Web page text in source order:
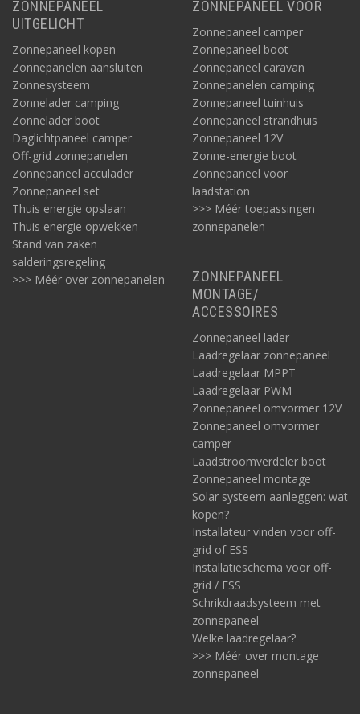
ZONNEPANEEL
UITGELICHT
Zonnepaneel kopen
Zonnepanelen aansluiten
Zonnesysteem
Zonnelader camping
Zonnelader boot
Daglichtpaneel camper
Off-grid zonnepanelen
Zonnepaneel acculader
Zonnepaneel set
Thuis energie opslaan
Thuis energie opwekken
Stand van zaken
salderingsregeling
>>> Méér over zonnepanelen
ZONNEPANEEL VOOR
Zonnepaneel camper
Zonnepaneel boot
Zonnepaneel caravan
Zonnepanelen camping
Zonnepaneel tuinhuis
Zonnepaneel strandhuis
Zonnepaneel 12V
Zonne-energie boot
Zonnepaneel voor
laadstation
>>> Méér toepassingen
zonnepanelen
ZONNEPANEEL
MONTAGE/
ACCESSOIRES
Zonnepaneel lader
Laadregelaar zonnepaneel
Laadregelaar MPPT
Laadregelaar PWM
Zonnepaneel omvormer 12V
Zonnepaneel omvormer
camper
Laadstroomverdeler boot
Zonnepaneel montage
Solar systeem aanleggen: wat
kopen?
Installateur vinden voor off-
grid of ESS
Installatieschema voor off-
grid / ESS
Schrikdraadsysteem met
zonnepaneel
Welke laadregelaar?
>>> Méér over montage
zonnepaneel